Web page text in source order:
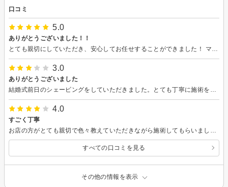
口コミ
5.0
ありがとうございました！！
3.0
ありがとうございました
4.0
すごく丁寧
すべての口コミを見る
その他の情報を表示